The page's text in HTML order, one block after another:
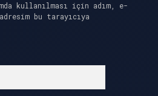
kullanılması için adım, e-
bu tarayıcıya